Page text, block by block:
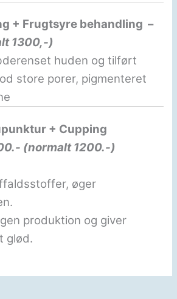
+ Frugtsyre behandling –
1300,-)
huden og tilført
store porer, pigmenteret
+ Cupping
(normalt 1200.-)
øger
produktion og giver
glød.